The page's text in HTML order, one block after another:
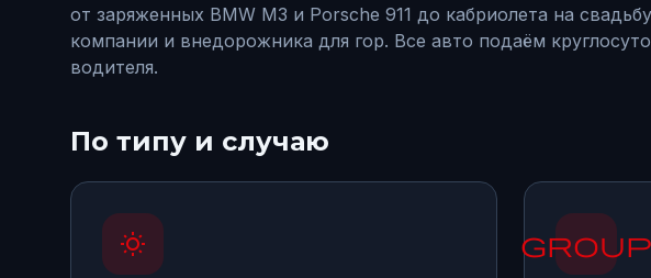
от заряженных BMW M3 и Porsche 911 до кабриолета на
компании и внедорожника для гор. Все авто подаём
водителя.
По типу и случаю
wb_sunny group